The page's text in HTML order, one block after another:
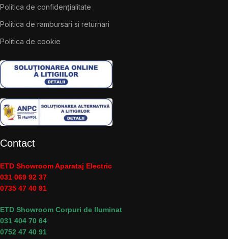
Politica de confidențialitate
Politica de rambursari si returnari
Politica de cookie
Contact
ETD Showroom Aparataj Electric
031 069 92 37
0735 47 40 91
ETD Showroom Corpuri de Iluminat
031 404 70 64
0752 47 40 91